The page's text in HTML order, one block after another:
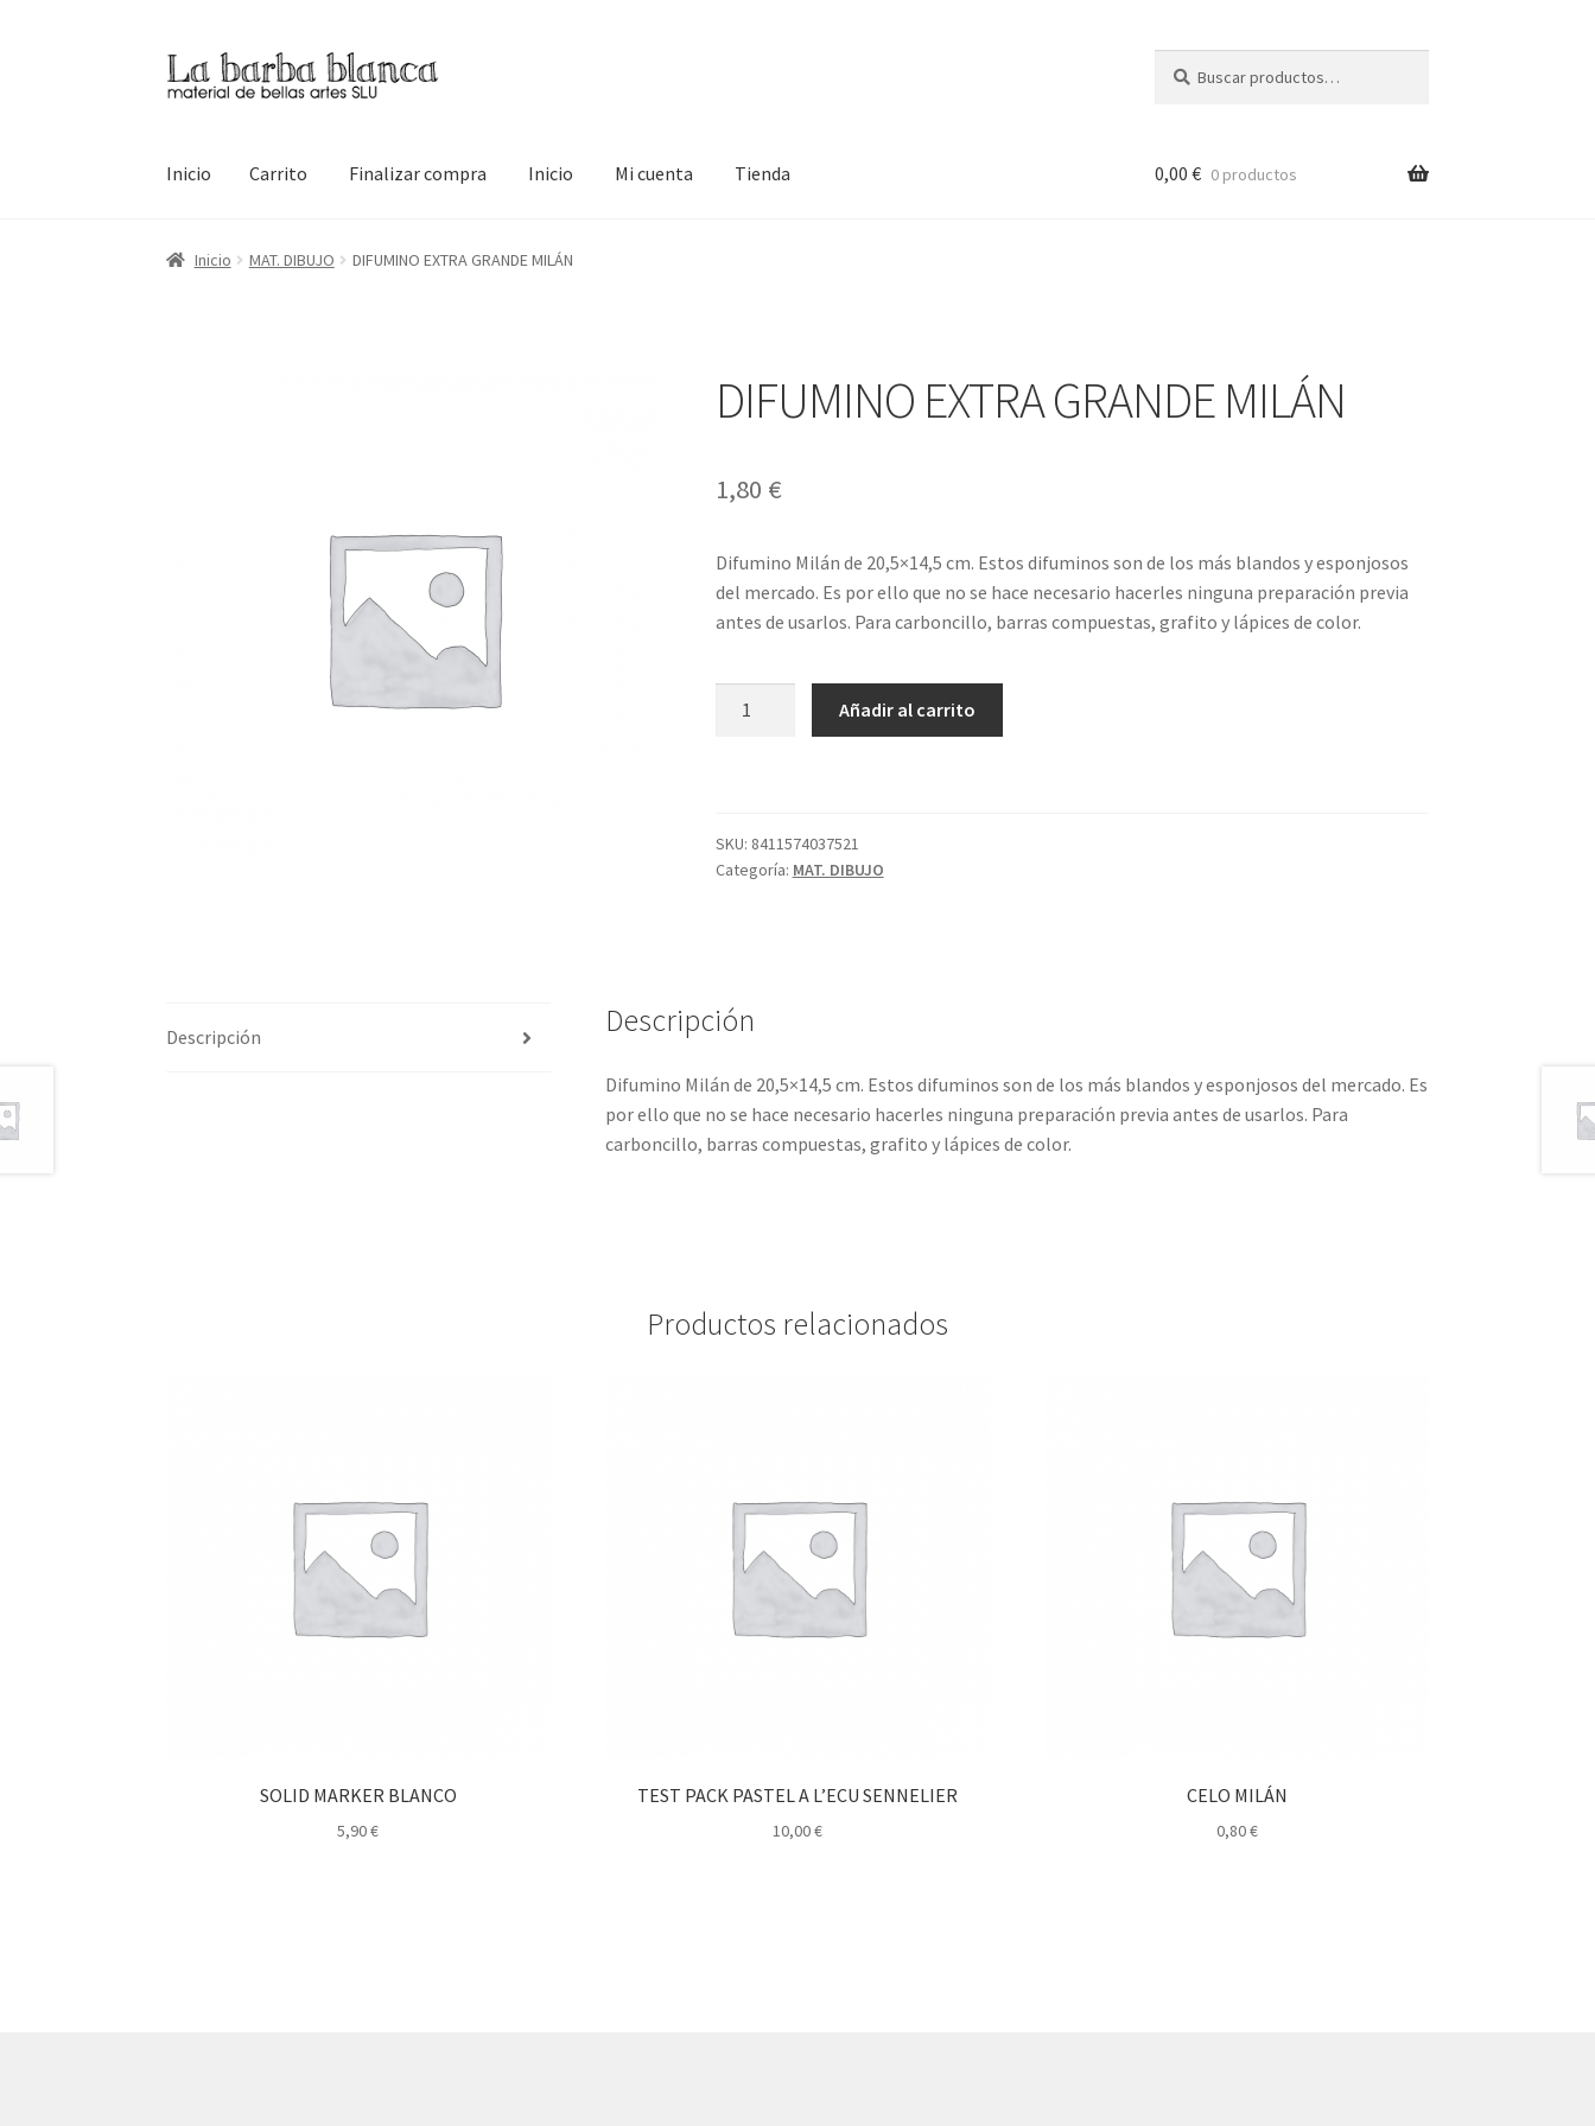
Ir
a
Ir
al
por:
Inicio Carrito Finalizar compra Inicio Mi cuenta Tienda
Inicio CarritoFinalizar compraInicio Mi cuentaTienda
0,00 € 0 productos
Inicio MAT. DIBUJO DIFUMINO EXTRA GRANDE MILÁN
DIFUMINO EXTRA GRANDE MILÁN
1,80 €
Difumino Milán de 20,5×14,5 cm. Estos difuminos son de los más blandos y esponjosos
del mercado. Es por ello que no se hace necesario hacerles ninguna preparación previa
antes de usarlos. Para carboncillo, barras compuestas, grafito y lápices de color.
Añadir al carrito
SKU: 8411574037521
Categoría: MAT. DIBUJO
Descripción Descripción
Difumino Milán de 20,5×14,5 cm. Estos difuminos son de los más blandos y esponjosos del mercado. Es
por ello que no se hace necesario hacerles ninguna preparación previa antes de usarlos. Para
carboncillo, barras compuestas, grafito y lápices de color.
Productos relacionados
SOLID MARKER BLANCO
5,90€
TEST PACK PASTEL A L’ECU SENNELIER
10,00€
CELO MILÁN
0,80€